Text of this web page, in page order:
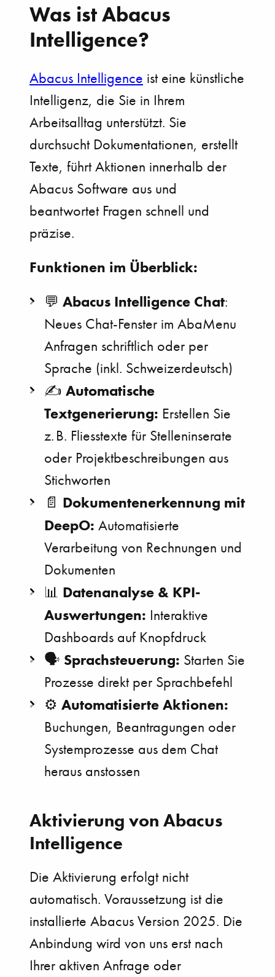
Was ist Abacus
Intelligence?
Abacus Intelligence ist eine künstliche
Intelligenz, die Sie in Ihrem
Arbeitsalltag unterstützt. Sie
durchsucht Dokumentationen, erstellt
Texte, führt Aktionen innerhalb der
Abacus Software aus und
beantwortet Fragen schnell und
präzise.
Funktionen im Überblick:
💬 Abacus Intelligence Chat:
Neues Chat-Fenster im AbaMenu
Anfragen schriftlich oder per
Sprache (inkl. Schweizerdeutsch)
✍️ Automatische
Textgenerierung: Erstellen Sie
z. B. Fliesstexte für Stelleninserate
oder Projektbeschreibungen aus
Stichworten
📄 Dokumentenerkennung mit
DeepO: Automatisierte
Verarbeitung von Rechnungen und
Dokumenten
📊 Datenanalyse & KPI-
Auswertungen: Interaktive
Dashboards auf Knopfdruck
🗣️ Sprachsteuerung: Starten Sie
Prozesse direkt per Sprachbefehl
⚙️ Automatisierte Aktionen:
Buchungen, Beantragungen oder
Systemprozesse aus dem Chat
heraus anstossen
Aktivierung von Abacus
Intelligence
Die Aktivierung erfolgt nicht
automatisch. Voraussetzung ist die
installierte Abacus Version 2025. Die
Anbindung wird von uns erst nach
Ihrer aktiven Anfrage oder